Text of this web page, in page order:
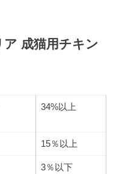
成猫用チキン
34%以上
15％以上
3％以下